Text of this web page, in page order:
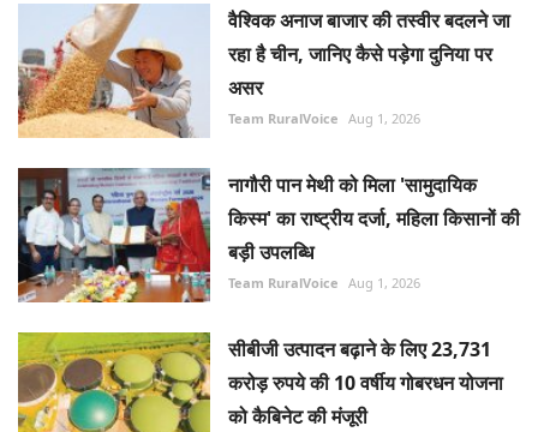
वैश्विक अनाज बाजार की तस्वीर बदलने जा
रहा है चीन, जानिए कैसे पड़ेगा दुनिया पर
असर
Team RuralVoice Aug 1, 2026
नागौरी पान मेथी को मिला 'सामुदायिक
किस्म' का राष्ट्रीय दर्जा, महिला किसानों की
बड़ी उपलब्धि
Team RuralVoice Aug 1, 2026
सीबीजी उत्पादन बढ़ाने के लिए 23,731
करोड़ रुपये की 10 वर्षीय गोबरधन योजना
को कैबिनेट की मंजूरी